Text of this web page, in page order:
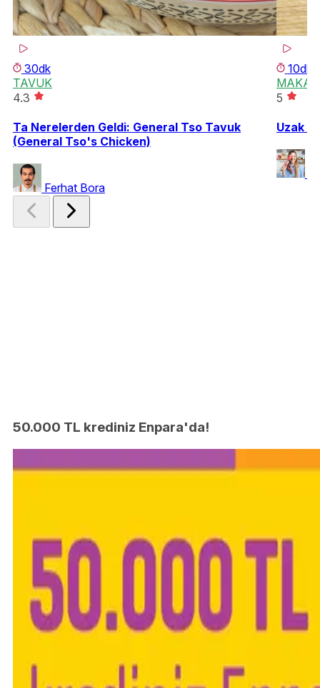
30dk
TAVUK
4.3
Ta Nerelerden Geldi: General Tso Tavuk
(General Tso's Chicken)
Ferhat Bora
10dk
5
Uzak
50.000 TL krediniz Enpara'da!